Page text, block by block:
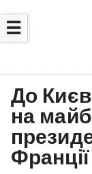
☰
До
на